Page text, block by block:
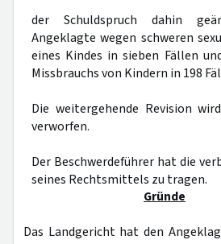
der Schuldspruch dahin
Angeklagte wegen schweren
eines Kindes in sieben Fällen
Missbrauchs von Kindern in 198
Die weitergehende Revision
verworfen.
Der Beschwerdeführer hat die
seines Rechtsmittels zu tragen.
Gründe
Das Landgericht hat den